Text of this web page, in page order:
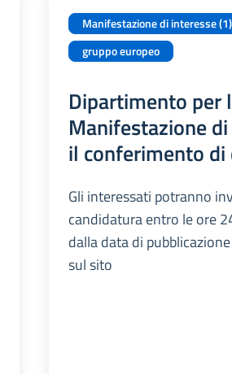
Manifestazione di interesse (1)
gruppo europeo
Dipartimento per
Manifestazione
il conferimento di
Gli interessati potranno
candidatura entro le ore
dalla data di
sul sito